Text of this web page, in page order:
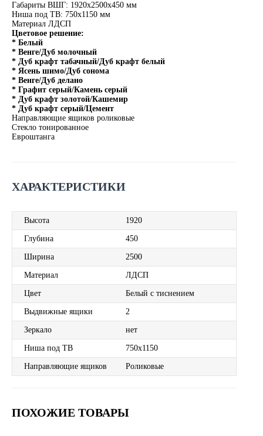
Габариты ВШГ: 1920х2500х450 мм
Ниша под ТВ: 750х1150 мм
Материал ЛДСП
Цветовое решение:
* Белый
* Венге/Дуб молочный
* Дуб крафт табачный/Дуб крафт белый
* Ясень шимо/Дуб сонома
* Венге/Дуб делано
* Графит серый/Камень серый
* Дуб крафт золотой/Кашемир
* Дуб крафт серый/Цемент
Направляющие ящиков роликовые
Стекло тонированное
Евроштанга
ХАРАКТЕРИСТИКИ
Высота 1920
Глубина 450
Ширина 2500
Материал ЛДСП
Цвет Белый с тиснением
Выдвижные ящики 2
Зеркало нет
Ниша под ТВ 750х1150
Направляющие ящиков Роликовые
ПОХОЖИЕ ТОВАРЫ